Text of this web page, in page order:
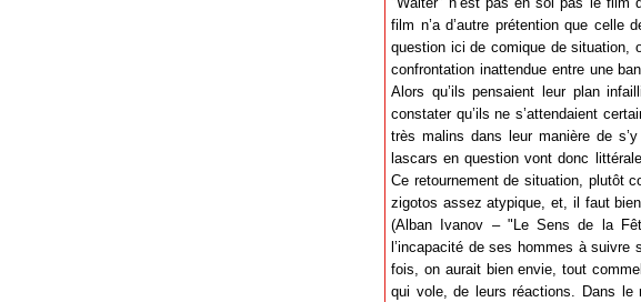
film n’a d’autre prétention que celle
question ici de comique de situation,
confrontation inattendue entre une
Alors qu’ils pensaient leur plan
constater qu’ils ne s’attendaient
très malins dans leur manière de
lascars en question vont donc
Ce retournement de situation, plutôt
zigotos assez atypique, et, il faut
(Alban Ivanov – "Le Sens de la
l’incapacité de ses hommes à
fois, on aurait bien envie, tout
qui vole, de leurs réactions. Dans le